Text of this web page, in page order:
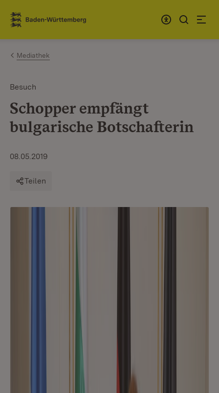
Zum Inhalt springen
Link zur Startseite
Mediathek
Besuch
Schopper empfängt
bulgarische Botschafterin
08.05.2019
Teilen